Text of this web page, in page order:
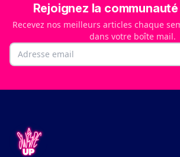
Rejoignez la
Recevez nos meilleurs articles chaque
dans votre boîte mail.
Email